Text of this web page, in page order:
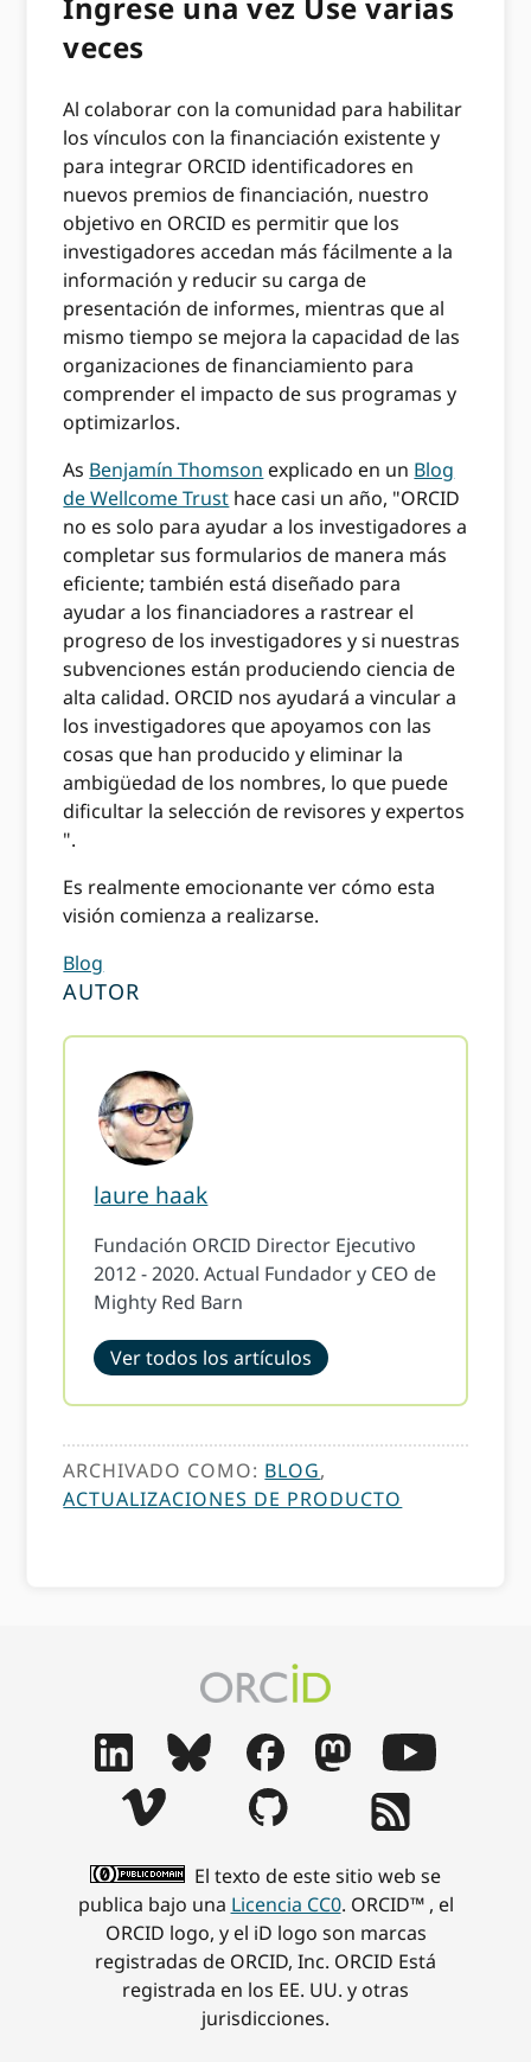
veces
Al colaborar con la comunidad para habilitar
los vínculos con la financiación existente y
para integrar ORCID identificadores en
nuevos premios de financiación, nuestro
objetivo en ORCID es permitir que los
investigadores accedan más fácilmente a la
información y reducir su carga de
presentación de informes, mientras que al
mismo tiempo se mejora la capacidad de las
organizaciones de financiamiento para
comprender el impacto de sus programas y
optimizarlos.
As Benjamín Thomson explicado en un Blog
de Wellcome Trust hace casi un año, "ORCID
no es solo para ayudar a los investigadores a
completar sus formularios de manera más
eficiente; también está diseñado para
ayudar a los financiadores a rastrear el
progreso de los investigadores y si nuestras
subvenciones están produciendo ciencia de
alta calidad. ORCID nos ayudará a vincular a
los investigadores que apoyamos con las
cosas que han producido y eliminar la
ambigüedad de los nombres, lo que puede
dificultar la selección de revisores y expertos
".
Es realmente emocionante ver cómo esta
visión comienza a realizarse.
Blog
AUTOR
laure haak
Fundación ORCID Director Ejecutivo
2012 - 2020. Actual Fundador y CEO de
Mighty Red Barn
Ver todos los artículos
ARCHIVADO COMO: BLOG,
ACTUALIZACIONES DE PRODUCTO
El texto de este sitio web se
publica bajo una Licencia CC0. ORCID™ , el
ORCID logo, y el iD logo son marcas
registradas de ORCID, Inc. ORCID Está
registrada en los EE. UU. y otras
jurisdicciones.